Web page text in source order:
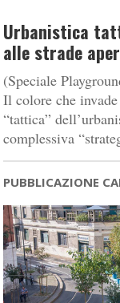
Urbanistica
alle strade
(Speciale
Il colore che
“tattica”
complessiva
PUBBLICAZIONE